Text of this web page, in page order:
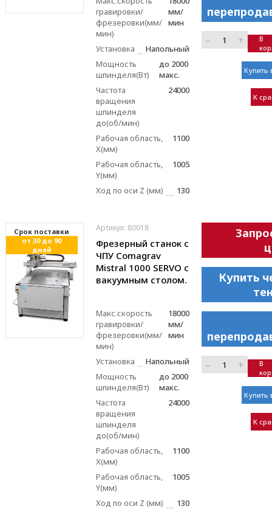
гравировки/
фрезеровки(мм/
мин)
мм/
мин
Установка
Напольный
Мощность
шпинделя(Вт)
до 2000
макс.
Частота
вращения
шпинделя
до(об/мин)
24000
Рабочая область,
X(мм)
1100
Рабочая область,
Y(мм)
1005
Ход по оси Z (мм) 130
– +
В
Купить
К
Cрок поставки
от 30 до 90
дней
Артикул: 80018
Фрезерный станок с
ЧПУ Comagrav
Mistral 1000 SERVO с
вакуумным столом.
Макс.скорость
гравировки/
фрезеровки(мм/
мин)
18000
мм/
мин
Установка
Напольный
Мощность
шпинделя(Вт)
до 2000
макс.
Частота
вращения
шпинделя
до(об/мин)
24000
Рабочая область,
X(мм)
1100
Рабочая область,
Y(мм)
1005
Ход по оси Z (мм) 130
Купить
– +
В
Купить
К